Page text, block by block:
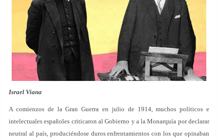
Israel Viana
A comienzos de la Gran Guerra en julio de 1914, muchos políticos e
intelectuales españoles criticaron al Gobierno y a la Monarquía por declarar
neutral al país, produciéndose duros enfrentamientos con los que opinaban